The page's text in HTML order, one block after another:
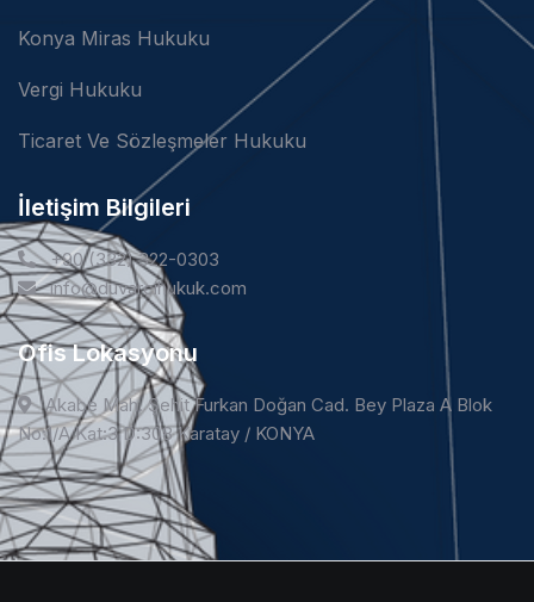
Konya Miras Hukuku
Vergi Hukuku
Ticaret Ve Sözleşmeler Hukuku
İletişim Bilgileri
+90 (332) 322-0303
info@duvarcihukuk.com
Ofis Lokasyonu
Akabe Mah. Şehit Furkan Doğan Cad. Bey Plaza A Blok
No:1/A Kat:3 D:308 Karatay / KONYA